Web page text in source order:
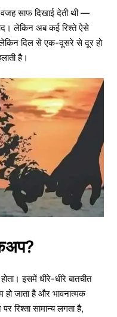
साफ दिखाई देती थी —
लेकिन अब कई रिश्ते ऐसे
लेकिन दिल से एक-दूसरे से दूर हो
है।
इसमें धीरे-धीरे बातचीत
जाता है और भावनात्मक
रिश्ता सामान्य लगता है,